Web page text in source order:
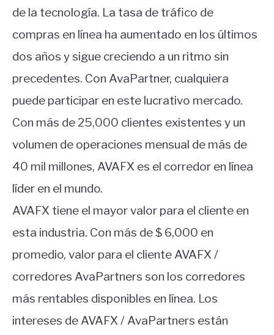
de la tecnología. La tasa de tráfico de
compras en línea ha aumentado en los últimos
dos años y sigue creciendo a un ritmo sin
precedentes. Con AvaPartner, cualquiera
puede participar en este lucrativo mercado.
Con más de 25,000 clientes existentes y un
volumen de operaciones mensual de más de
40 mil millones, AVAFX es el corredor en línea
líder en el mundo.
AVAFX tiene el mayor valor para el cliente en
esta industria. Con más de $ 6,000 en
promedio, valor para el cliente AVAFX /
corredores AvaPartners son los corredores
más rentables disponibles en línea. Los
intereses de AVAFX / AvaPartners están